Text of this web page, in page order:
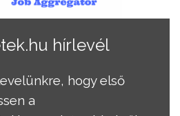
hírlevél
hogy első
a